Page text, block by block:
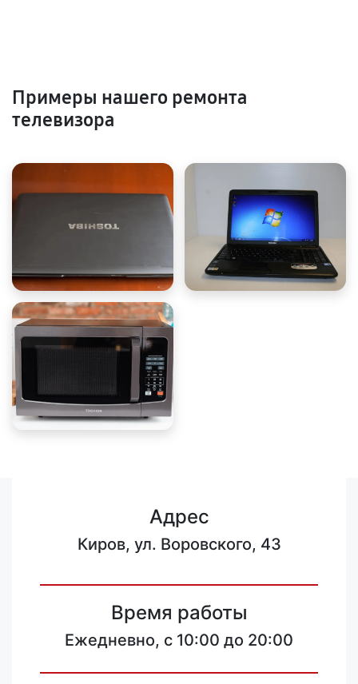
Примеры нашего ремонта
телевизора
Адрес
Киров, ул. Воровского, 43
Время работы
Ежедневно, с 10:00 до 20:00